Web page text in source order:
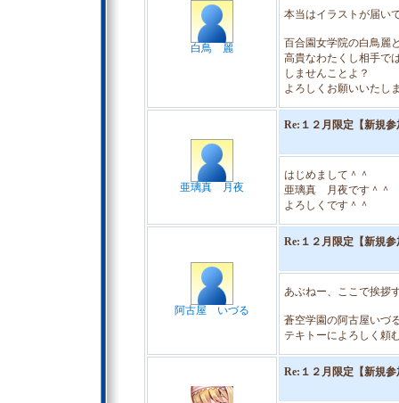
白鳥 麗
本当はイラストが届い
百合園女学院の白鳥麗
高貴なわたくし相手で
しませんことよ？
よろしくお願いいたし
亜璃真 月夜
Re:１２月限定【新規
はじめまして＾＾
亜璃真 月夜です＾＾
よろしくです＾＾
阿古屋 いづる
Re:１２月限定【新規
あぶねー、ここで挨拶
蒼空学園の阿古屋いづ
テキトーによろしく頼
Re:１２月限定【新規